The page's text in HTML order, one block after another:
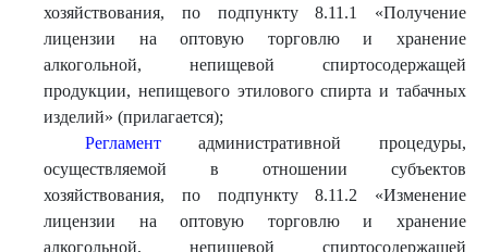
хозяйствования, по подпункту 8.11.1 «Получение
лицензии на оптовую торговлю и хранение
алкогольной, непищевой спиртосодержащей
продукции, непищевого этилового спирта и табачных
изделий» (прилагается);
Регламентадминистративной процедуры,
осуществляемой в отношении субъектов
хозяйствования, по подпункту 8.11.2 «Изменение
лицензии на оптовую торговлю и хранение
алкогольной, непищевой спиртосодержащей